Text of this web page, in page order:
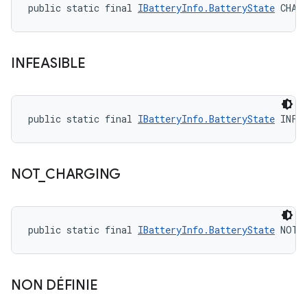
public static final IBatteryInfo.BatteryState
INFEASIBLE
public static final IBatteryInfo.BatteryState
NOT_ CHARGING
public static final IBatteryInfo.BatteryState
NON DÉFINIE